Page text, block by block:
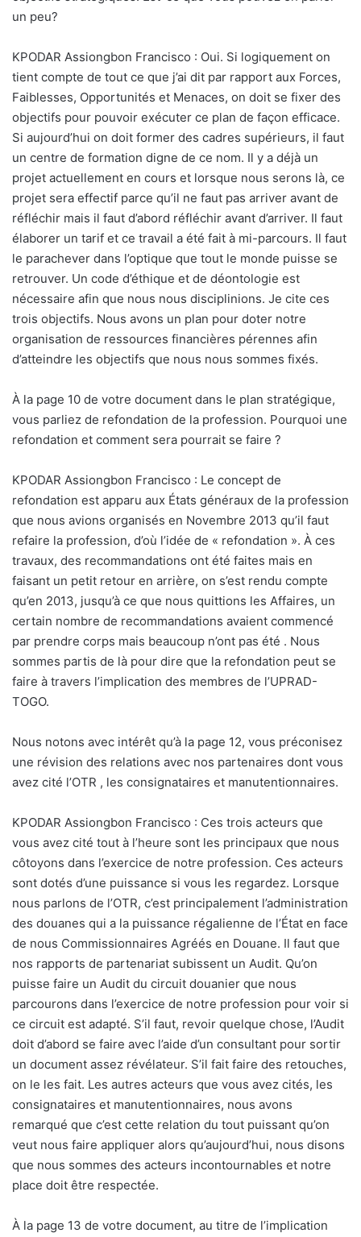
un peu?
KPODAR Assiongbon Francisco : Oui. Si logiquement on
tient compte de tout ce que j’ai dit par rapport aux Forces,
Faiblesses, Opportunités et Menaces, on doit se fixer des
objectifs pour pouvoir exécuter ce plan de façon efficace.
Si aujourd’hui on doit former des cadres supérieurs, il faut
un centre de formation digne de ce nom. Il y a déjà un
projet actuellement en cours et lorsque nous serons là, ce
projet sera effectif parce qu’il ne faut pas arriver avant de
réfléchir mais il faut d’abord réfléchir avant d’arriver. Il faut
élaborer un tarif et ce travail a été fait à mi-parcours. Il faut
le parachever dans l’optique que tout le monde puisse se
retrouver. Un code d’éthique et de déontologie est
nécessaire afin que nous nous disciplinions. Je cite ces
trois objectifs. Nous avons un plan pour doter notre
organisation de ressources financières pérennes afin
d’atteindre les objectifs que nous nous sommes fixés.
À la page 10 de votre document dans le plan stratégique,
vous parliez de refondation de la profession. Pourquoi une
refondation et comment sera pourrait se faire ?
KPODAR Assiongbon Francisco : Le concept de
refondation est apparu aux États généraux de la profession
que nous avions organisés en Novembre 2013 qu’il faut
refaire la profession, d’où l’idée de « refondation ». À ces
travaux, des recommandations ont été faites mais en
faisant un petit retour en arrière, on s’est rendu compte
qu’en 2013, jusqu’à ce que nous quittions les Affaires, un
certain nombre de recommandations avaient commencé
par prendre corps mais beaucoup n’ont pas été . Nous
sommes partis de là pour dire que la refondation peut se
faire à travers l’implication des membres de l’UPRAD-
TOGO.
Nous notons avec intérêt qu’à la page 12, vous préconisez
une révision des relations avec nos partenaires dont vous
avez cité l’OTR , les consignataires et manutentionnaires.
KPODAR Assiongbon Francisco : Ces trois acteurs que
vous avez cité tout à l’heure sont les principaux que nous
côtoyons dans l’exercice de notre profession. Ces acteurs
sont dotés d’une puissance si vous les regardez. Lorsque
nous parlons de l’OTR, c’est principalement l’administration
des douanes qui a la puissance régalienne de l’État en face
de nous Commissionnaires Agréés en Douane. Il faut que
nos rapports de partenariat subissent un Audit. Qu’on
puisse faire un Audit du circuit douanier que nous
parcourons dans l’exercice de notre profession pour voir si
ce circuit est adapté. S’il faut, revoir quelque chose, l’Audit
doit d’abord se faire avec l’aide d’un consultant pour sortir
un document assez révélateur. S’il fait faire des retouches,
on le les fait. Les autres acteurs que vous avez cités, les
consignataires et manutentionnaires, nous avons
remarqué que c’est cette relation du tout puissant qu’on
veut nous faire appliquer alors qu’aujourd’hui, nous disons
que nous sommes des acteurs incontournables et notre
place doit être respectée.
À la page 13 de votre document, au titre de l’implication